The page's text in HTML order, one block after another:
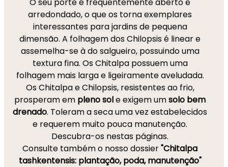
arredondado, o que os torna exemplares
interessantes para jardins de pequena
dimensão. A folhagem dos Chilopsis é linear e
assemelha-se à do salgueiro, possuindo uma
textura fina. Os Chitalpa possuem uma
folhagem mais larga e ligeiramente aveludada.
Os Chitalpa e Chilopsis, resistentes ao frio,
prosperam em pleno sole exigem umsolo bem
drenado. Toleram a seca uma vez estabelecidos
e requerem muito pouca manutenção.
Descubra-os nestas páginas.
Consulte também o nosso dossier"Chitalpa
tashkentensis: plantação, poda, manutenção"